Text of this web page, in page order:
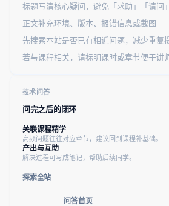
标题写清核心疑问，避免「求助」「请问
正文补充环境、版本、报错信息或截图
先搜索本站是否已有相近问题，减少重复
若与课程相关，请标明课时或章节便于讲
技术问答
问完之后的闭环
关联课程精学
高频问题往往对应章节，建议回到课程补基础。
产出与互助
解决过程可写成笔记，帮助后续同学。
探索全站
问答首页